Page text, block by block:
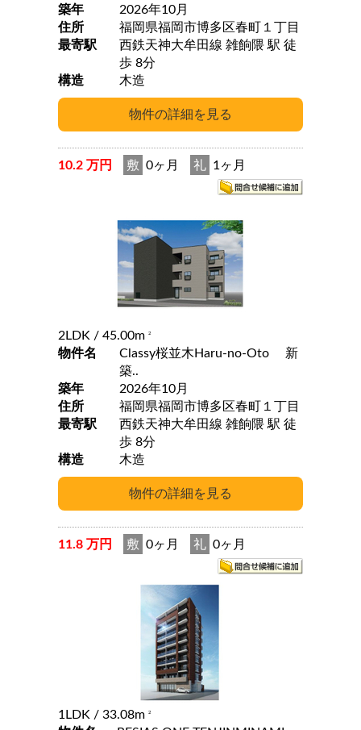
築年
2026年10月
住所
福岡県福岡市博多区春町１丁目
最寄駅
西鉄天神大牟田線 雑餉隈 駅 徒
歩 8分
構造
木造
10.2 万円 敷 0ヶ月 礼 1ヶ月
2LDK / 45.00m 2
物件名
Classy桜並木Haru-no-Oto 新
築..
築年
2026年10月
住所
福岡県福岡市博多区春町１丁目
最寄駅
西鉄天神大牟田線 雑餉隈 駅 徒
歩 8分
構造
木造
11.8 万円 敷 0ヶ月 礼 0ヶ月
1LDK / 33.08m 2